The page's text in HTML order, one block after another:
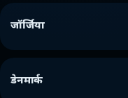
जॉर्जिया
डेनमार्क